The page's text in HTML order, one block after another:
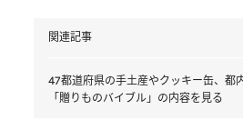
関連記事
47都道府県の手土産やクッキー缶、都
「贈りものバイブル」の内容を見る